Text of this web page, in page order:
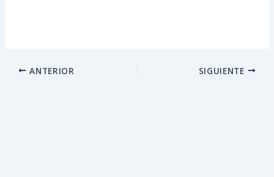
ANTERIOR SIGUIENTE